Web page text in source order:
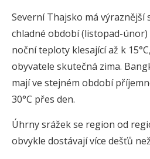
Severní Thajsko má výraznější
chladné období (listopad-
noční teploty klesající až k
obyvatele skutečná zima.
mají ve stejném období
30°C přes den.
Úhrny srážek se region od
obvykle dostávají více dešťů